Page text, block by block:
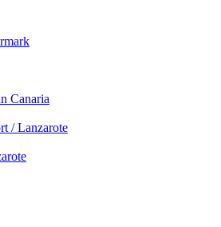
Canaria
/ Lanzarote